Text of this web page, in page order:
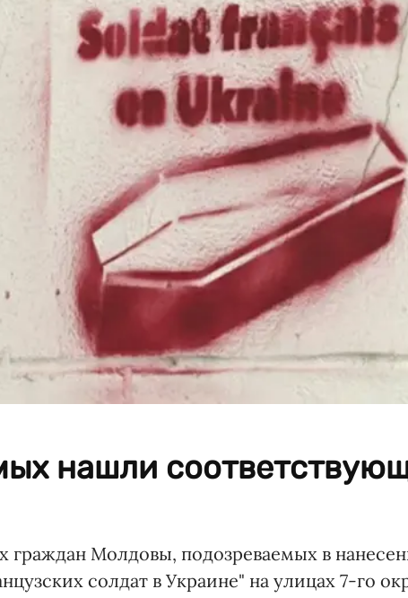
нашли
граждан Молдовы, подозреваемых в
солдат в Украине" на улицах 7-го